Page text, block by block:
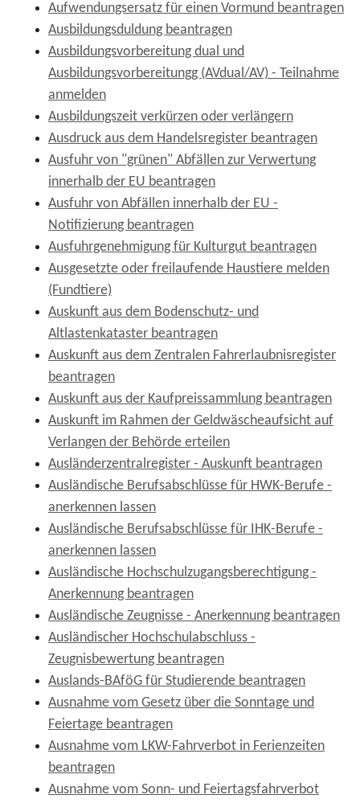
Aufwendungsersatz für einen Vormund beantragen
Ausbildungsduldung beantragen
Ausbildungsvorbereitung dual und
Ausbildungsvorbereitungg (AVdual/AV) - Teilnahme
anmelden
Ausbildungszeit verkürzen oder verlängern
Ausdruck aus dem Handelsregister beantragen
Ausfuhr von "grünen" Abfällen zur Verwertung
innerhalb der EU beantragen
Ausfuhr von Abfällen innerhalb der EU -
Notifizierung beantragen
Ausfuhrgenehmigung für Kulturgut beantragen
Ausgesetzte oder freilaufende Haustiere melden
(Fundtiere)
Auskunft aus dem Bodenschutz- und
Altlastenkataster beantragen
Auskunft aus dem Zentralen Fahrerlaubnisregister
beantragen
Auskunft aus der Kaufpreissammlung beantragen
Auskunft im Rahmen der Geldwäscheaufsicht auf
Verlangen der Behörde erteilen
Ausländerzentralregister - Auskunft beantragen
Ausländische Berufsabschlüsse für HWK-Berufe -
anerkennen lassen
Ausländische Berufsabschlüsse für IHK-Berufe -
anerkennen lassen
Ausländische Hochschulzugangsberechtigung -
Anerkennung beantragen
Ausländische Zeugnisse - Anerkennung beantragen
Ausländischer Hochschulabschluss -
Zeugnisbewertung beantragen
Auslands-BAföG für Studierende beantragen
Ausnahme vom Gesetz über die Sonntage und
Feiertage beantragen
Ausnahme vom LKW-Fahrverbot in Ferienzeiten
beantragen
Ausnahme vom Sonn- und Feiertagsfahrverbot